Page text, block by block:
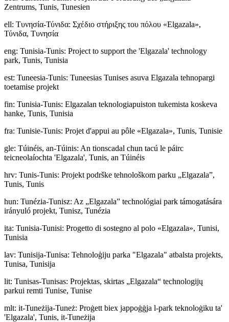
Zentrums, Tunis, Tunesien
ell: Τυνησία-Τύνιδα: Σχέδιο στήριξης του πόλου «Elgazala»,
Τύνιδα, Τυνησία
eng: Tunisia-Tunis: Project to support the 'Elgazala' technology
park, Tunis, Tunisia
est: Tuneesia-Tunis: Tuneesias Tunises asuva Elgazala tehnopargi
toetamise projekt
fin: Tunisia-Tunis: Elgazalan teknologiapuiston tukemista koskeva
hanke, Tunis, Tunisia
fra: Tunisie-Tunis: Projet d'appui au pôle «Elgazala», Tunis, Tunisie
gle: Túinéis, an-Túinis: An tionscadal chun tacú le páirc
teicneolaíochta 'Elgazala', Tunis, an Túinéis
hrv: Tunis-Tunis: Projekt podrške tehnološkom parku „Elgazala”,
Tunis, Tunis
hun: Tunézia-Tunisz: Az „Elgazala” technológiai park támogatására
irányuló projekt, Tunisz, Tunézia
ita: Tunisia-Tunisi: Progetto di sostegno al polo «Elgazala», Tunisi,
Tunisia
lav: Tunisija-Tunisa: Tehnoloģiju parka "Elgazala" atbalsta projekts,
Tunisa, Tunisija
lit: Tunisas-Tunisas: Projektas, skirtas „Elgazala“ technologijų
parkui remti Tunise, Tunise
mlt: it-Tuneżija-Tuneż: Proġett biex jappoġġja l-park teknoloġiku ta'
'Elgazala', Tunis, it-Tuneżija